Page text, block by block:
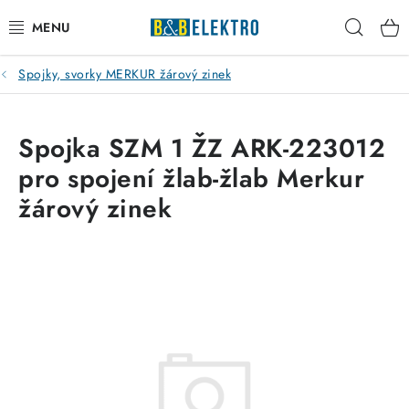
na
obsah
Reklamace / Vrácení zboží
Kontakty
VYTÁPĚNÍ
Spojky, svorky MERKUR žárový zinek
Spojka SZM 1 ŽZ ARK-223012
pro spojení žlab-žlab Merkur
žárový zinek